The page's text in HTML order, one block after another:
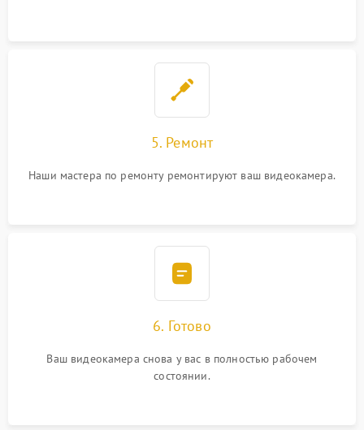
5. Ремонт
Наши мастера по ремонту ремонтируют ваш видеокамера.
6. Готово
Ваш видеокамера снова у вас в полностью рабочем
состоянии.